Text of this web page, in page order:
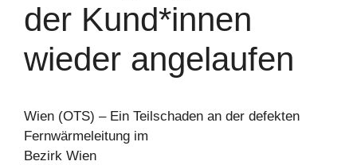
der Kund*innen
wieder angelaufen
Wien (OTS) – Ein Teilschaden an der defekten
Fernwärmeleitung im
Bezirk Wien